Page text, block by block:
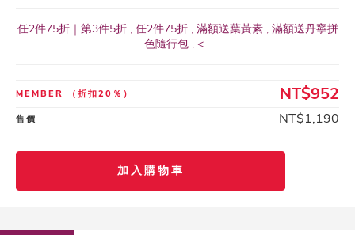
任2件75折｜第3件5折 , 任2件75折 , 滿額送葉黃素 , 滿額送丹寧拼
色隨行包 , <...
MEMBER （折扣20％） NT$952
售價 NT$1,190
加入購物車